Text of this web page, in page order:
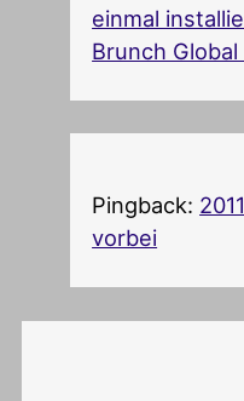
einmal
Brunch Global
Pingback:
vorbei